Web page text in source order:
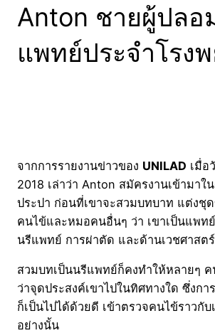
Anton ชายผู้ปลอ
แพทย์ประจำโรง
จากการรายงานข่าวของ UNILAD เมื่อ
2018 เล่าว่า Anton สมัครงานเข้ามาใ
ประปา ก่อนที่เขาจะสวมบทบาท แต่งชุ
คนไข้และหมอคนอื่นๆ ว่า เขาเป็นแพท
นรีแพทย์ การผ่าตัด และด้านเวชศาสต
สวมบทเป็นนรีแพทย์ก็คงทำให้หลายๆ ค
ว่าจุดประสงค์เขาไปในทิศทางใด ซึ่งกา
ก็เป็นไปได้ด้วยดี เข้าตรวจคนไข้ราวกั
อย่างนั้น